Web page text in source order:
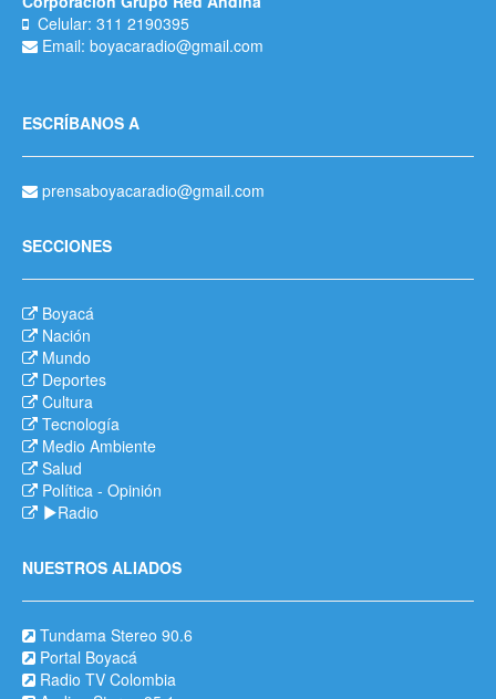
Celular: 311 2190395
Email: boyacaradio@gmail.com
ESCRÍBANOS A
prensaboyacaradio@gmail.com
SECCIONES
Boyacá
Nación
Mundo
Deportes
Cultura
Tecnología
Medio Ambiente
Salud
Política - Opinión
Radio
NUESTROS ALIADOS
Tundama Stereo 90.6
Portal Boyacá
Radio TV Colombia